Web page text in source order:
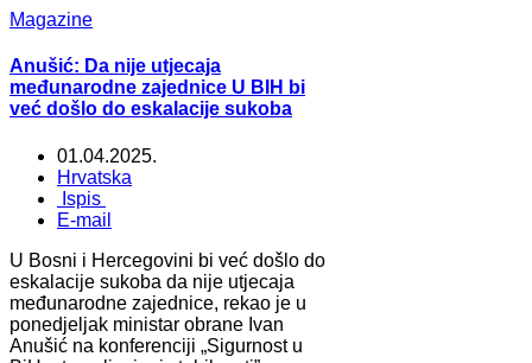
Magazine
Anušić: Da nije utjecaja
međunarodne zajednice U BIH bi
već došlo do eskalacije sukoba
01.04.2025.
Hrvatska
Ispis
E-mail
U Bosni i Hercegovini bi već došlo do
eskalacije sukoba da nije utjecaja
međunarodne zajednice, rekao je u
ponedjeljak ministar obrane Ivan
Anušić na konferenciji „Sigurnost u